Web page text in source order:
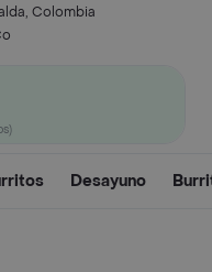
Colombia
Desayuno